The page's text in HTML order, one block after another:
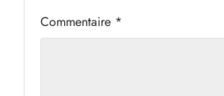
Commentaire *